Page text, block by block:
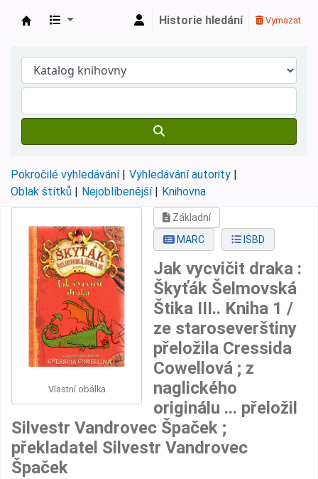
Historie hledání Vymazat
Pokročilé vyhledávání
Vyhledávání autority
Oblak štítků
Nejoblíbenější Knihovna
Vlastní obálka
Základní
MARC
ISBD
Jak vycvičit draka :
Škyťák Šelmovská
Štika III.. Kniha 1 /
ze staroseverštiny
přeložila Cressida
Cowellová ; z
naglického
originálu ... přeložil
Silvestr Vandrovec Špaček ;
překladatel Silvestr Vandrovec
Špaček